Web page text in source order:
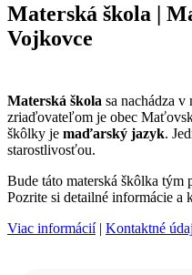
Materská škola |
Vojkovce
Materská škola sa nachádza
zriaďovateľom je obec
škôlky je maďarský jazyk.
starostlivosťou.
Bude táto materská škôlka tým
Pozrite si detailné informácie a
Viac informácií| Kontaktné